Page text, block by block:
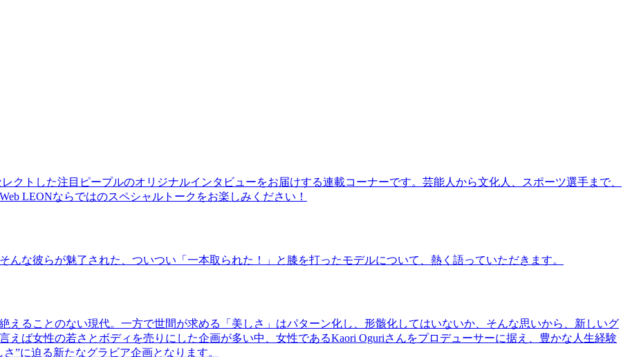
クトした注目ピープルのオリジナルインタビューをお届けする連載コーナーです。芸能人から文化人、スポーツ選手まで、
LEONならではのスペシャルトークをお楽しみください！
な彼らが魅了された、ついつい「一本取られた！」と膝を打ったモデルについて、熱く語っていただきます。
えることのない現代。一方で世間が求める「美しさ」はパターン化し、形骸化してはいないか、そんな思いから、新しいグ
えば女性の若さとボディを売りにした企画が多い中、女性であるKaori Oguriさんをプロデューサーに据え、豊かな人生経験
”に迫る新たなグラビア企画となります。